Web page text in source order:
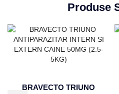
Produse
BRAVECTO TRIUNO